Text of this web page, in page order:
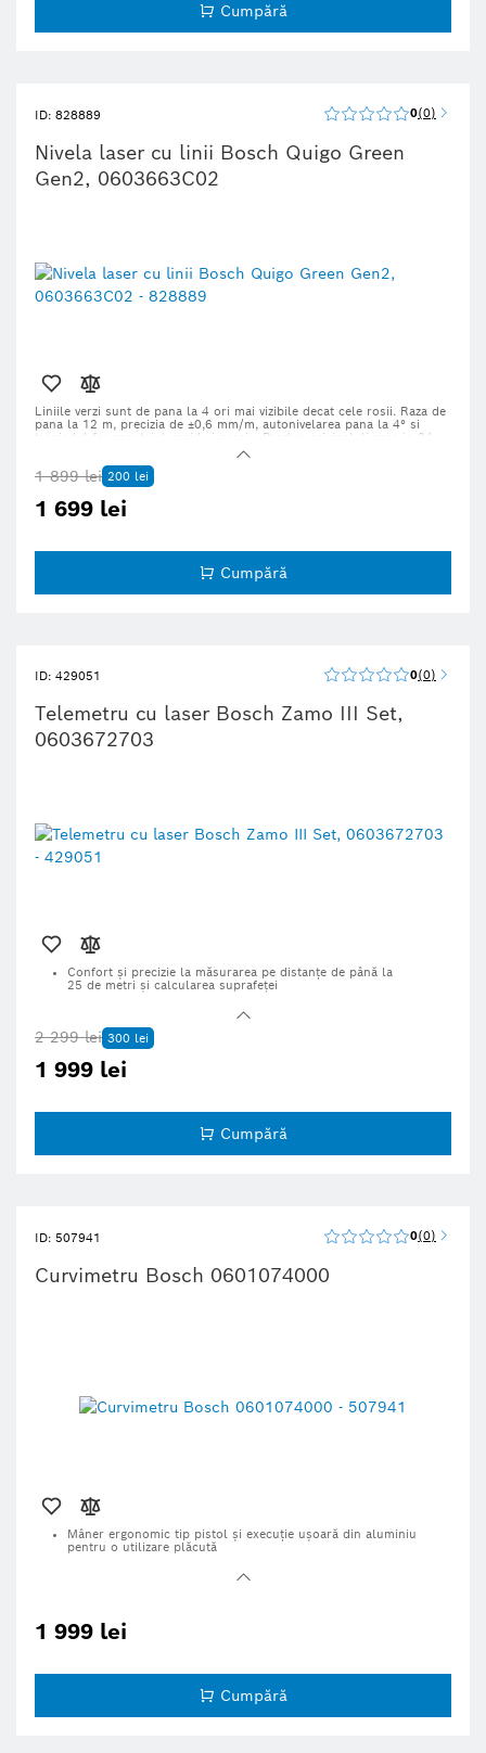
Cumpără
ID: 828889 0 0
Nivela laser cu linii Bosch Quigo Green
Gen2, 0603663C02
Liniile verzi sunt de pana la 4 ori mai vizibile decat cele rosii. Raza de
pana la 12 m, precizia de ±0,6 mm/m, autonivelarea pana la 4° si
trepiedul fac montajul rapid si precis. Produs original, livrare in 24–
1 899 lei 200 lei
1 699 lei
Cumpără
ID: 429051 0 0
Telemetru cu laser Bosch Zamo III Set,
0603672703
Confort şi precizie la măsurarea pe distanţe de până la
25 de metri şi calcularea suprafeţei
Mai multe funcţii de măsurare datorită accesoriilor de linie,
Salvează ultimele 10 măsurători şi valori de calcul
Acumulator reîncărcat şi software actualizat prin interfaţa USB-
2 299 lei 300 lei
1 999 lei
Cumpără
ID: 507941 0 0
Curvimetru Bosch 0601074000
Mâner ergonomic tip pistol şi execuţie uşoară din aluminiu
pentru o utilizare plăcută
Tijă telescopică cu reglare fără trepte a înălţimii pentru mai
cauciuc pentru utilizare pe orice suprafață
1 999 lei
Cumpără